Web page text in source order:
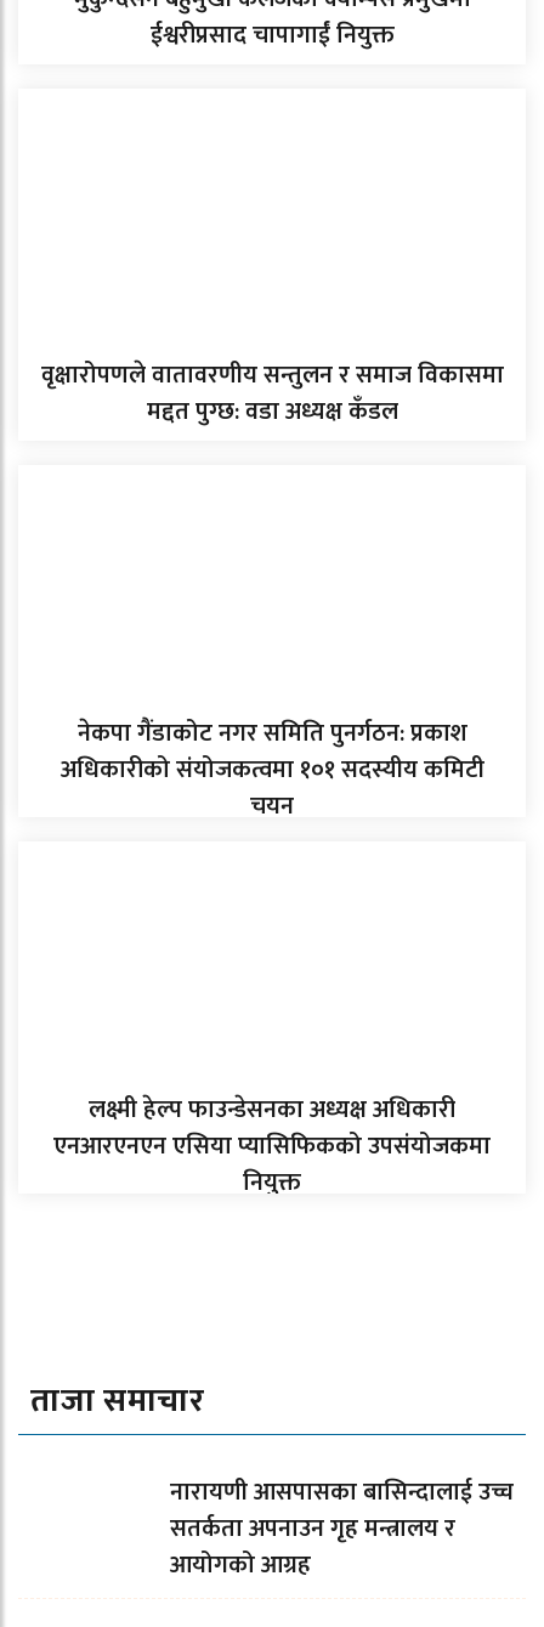
ईश्वरीप्रसाद चापागाईं नियुक्त
वृक्षारोपणले वातावरणीय सन्तुलन र समाज विकासमा
मद्दत पुग्छ: वडा अध्यक्ष कँडल
नेकपा गैंडाकोट नगर समिति पुनर्गठन: प्रकाश
अधिकारीको संयोजकत्वमा १०१ सदस्यीय कमिटी
चयन
लक्ष्मी हेल्प फाउन्डेसनका अध्यक्ष अधिकारी
एनआरएनएन एसिया प्यासिफिकको उपसंयोजकमा
नियुक्त
ताजा समाचार
नारायणी आसपासका बासिन्दालाई उच्च
सतर्कता अपनाउन गृह मन्त्रालय र
आयोगको आग्रह